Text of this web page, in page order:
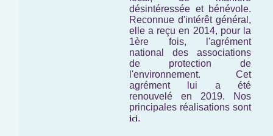
désintéressée et bénévole.
Reconnue d'intérêt général,
elle a reçu en 2014, pour la
1ère fois, l'agrément
national des associations
de protection de
l'environnement. Cet
agrément lui a été
renouvelé en 2019. Nos
principales réalisations sont
ici.